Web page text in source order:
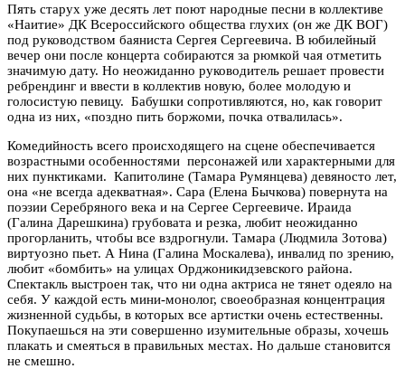
Пять старух уже десять лет поют народные песни в коллективе
«Наитие» ДК Всероссийского общества глухих (он же ДК ВОГ)
под руководством баяниста Сергея Сергеевича. В юбилейный
вечер они после концерта собираются за рюмкой чая отметить
значимую дату. Но неожиданно руководитель решает провести
ребрендинг и ввести в коллектив новую, более молодую и
голосистую певицу. Бабушки сопротивляются, но, как говорит
одна из них, «поздно пить боржоми, почка отвалилась».
Комедийность всего происходящего на сцене обеспечивается
возрастными особенностями персонажей или характерными для
них пунктиками. Капитолине (Тамара Румянцева) девяносто лет,
она «не всегда адекватная». Сара (Елена Бычкова) повернута на
поэзии Серебряного века и на Сергее Сергеевиче. Ираида
(Галина Дарешкина) грубовата и резка, любит неожиданно
прогорланить, чтобы все вздрогнули. Тамара (Людмила Зотова)
виртуозно пьет. А Нина (Галина Москалева), инвалид по зрению,
любит «бомбить» на улицах Орджоникидзевского района.
Спектакль выстроен так, что ни одна актриса не тянет одеяло на
себя. У каждой есть мини-монолог, своеобразная концентрация
жизненной судьбы, в которых все артистки очень естественны.
Покупаешься на эти совершенно изумительные образы, хочешь
плакать и смеяться в правильных местах. Но дальше становится
не смешно.